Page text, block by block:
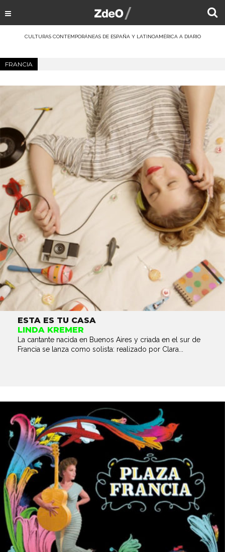
CULTURAS CONTEMPORÁNEAS DE ESPAÑA Y LATINOAMÉRICA A DIARIO
FRANCIA
ESTA ES TU CASA
LINDA KREMER
La cantante nacida en Buenos Aires y criada en el sur de
Francia se lanza como solista: realizado por Clara...